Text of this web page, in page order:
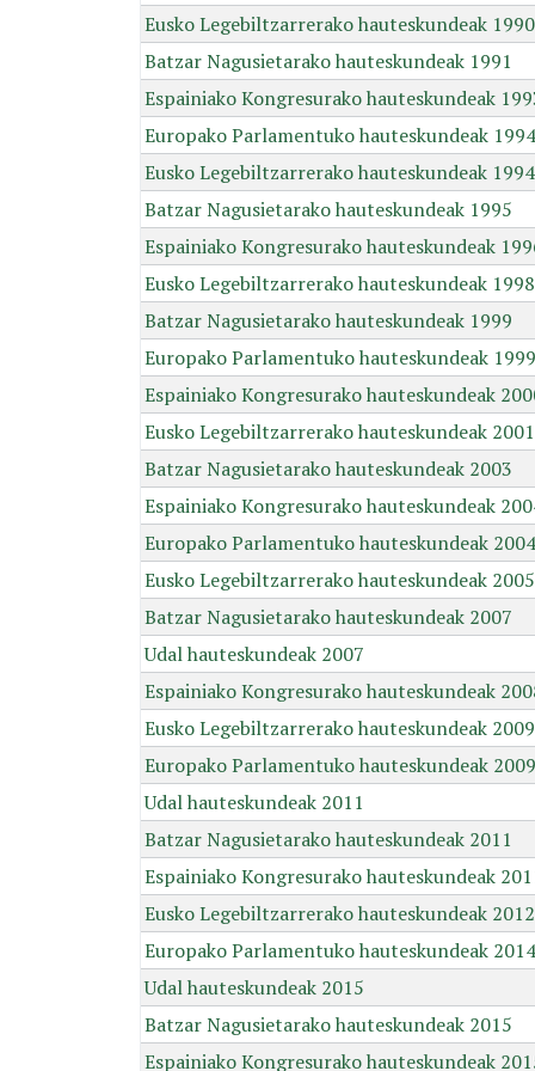
Eusko Legebiltzarrerako hauteskundeak 1990
Batzar Nagusietarako hauteskundeak 1991
Espainiako Kongresurako hauteskundeak
Europako Parlamentuko hauteskundeak 1994
Eusko Legebiltzarrerako hauteskundeak 1994
Batzar Nagusietarako hauteskundeak 1995
Espainiako Kongresurako hauteskundeak
Eusko Legebiltzarrerako hauteskundeak 1998
Batzar Nagusietarako hauteskundeak 1999
Europako Parlamentuko hauteskundeak 1999
Espainiako Kongresurako hauteskundeak
Eusko Legebiltzarrerako hauteskundeak 2001
Batzar Nagusietarako hauteskundeak 2003
Espainiako Kongresurako hauteskundeak
Europako Parlamentuko hauteskundeak 2004
Eusko Legebiltzarrerako hauteskundeak 2005
Batzar Nagusietarako hauteskundeak 2007
Udal hauteskundeak 2007
Espainiako Kongresurako hauteskundeak
Eusko Legebiltzarrerako hauteskundeak 2009
Europako Parlamentuko hauteskundeak 2009
Udal hauteskundeak 2011
Batzar Nagusietarako hauteskundeak 2011
Espainiako Kongresurako hauteskundeak
Eusko Legebiltzarrerako hauteskundeak 2012
Europako Parlamentuko hauteskundeak 2014
Udal hauteskundeak 2015
Batzar Nagusietarako hauteskundeak 2015
Espainiako Kongresurako hauteskundeak